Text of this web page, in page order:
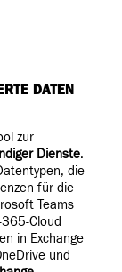
DATEN
zur
Dienste.
die
für die
Teams
Cloud
in Exchange
und